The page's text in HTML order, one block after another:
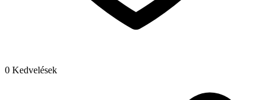
0 Kedvelések